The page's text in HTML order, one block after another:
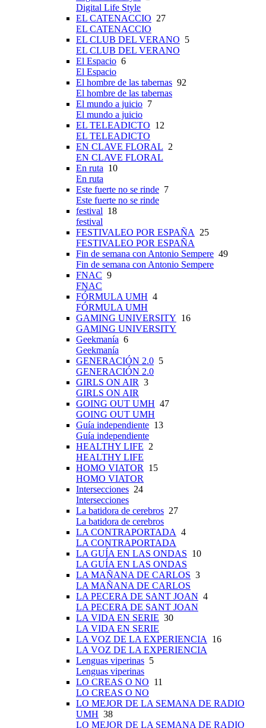
Digital Life Style
EL CATENACCIO 27
EL CATENACCIO
EL CLUB DEL VERANO 5
EL CLUB DEL VERANO
El Espacio 6
El Espacio
El hombre de las tabernas 92
El hombre de las tabernas
El mundo a juicio 7
El mundo a juicio
EL TELEADICTO 12
EL TELEADICTO
EN CLAVE FLORAL 2
EN CLAVE FLORAL
En ruta 10
En ruta
Este fuerte no se rinde 7
Este fuerte no se rinde
festival 18
festival
FESTIVALEO POR ESPAÑA
25
FESTIVALEO POR ESPAÑA
Fin de semana con Antonio Sempere 49
Fin de semana con Antonio Sempere
FNAC 9
FNAC
FÓRMULA UMH 4
FÓRMULA UMH
GAMING UNIVERSITY 16
GAMING UNIVERSITY
Geekmanía 6
Geekmanía
GENERACIÓN 2.0 5
GENERACIÓN 2.0
GIRLS ON AIR 3
GIRLS ON AIR
GOING OUT UMH 47
GOING OUT UMH
Guía independiente 13
Guía independiente
HEALTHY LIFE 2
HEALTHY LIFE
HOMO VIATOR
15
HOMO VIATOR
Intersecciones 24
Intersecciones
La batidora de cerebros 27
La batidora de cerebros
LA CONTRAPORTADA 4
LA CONTRAPORTADA
LA GUÍA EN LAS ONDAS 10
LA GUÍA EN LAS ONDAS
LA MAÑANA DE CARLOS 3
LA MAÑANA DE CARLOS
LA PECERA DE SANT JOAN 4
LA PECERA DE SANT JOAN
LA VIDA EN SERIE 30
LA VIDA EN SERIE
LA VOZ DE LA EXPERIENCIA
16
LA VOZ DE LA EXPERIENCIA
Lenguas viperinas 5
Lenguas viperinas
LO CREAS O NO 11
LO CREAS O NO
LO MEJOR DE LA SEMANA DE RADIO
UMH 38
LO MEJOR DE LA SEMANA DE RADIO